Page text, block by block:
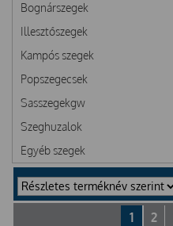
Bognárszegek
Illesztőszegek
Kampós szegek
Popszegecsek
Sasszegekgw
Szeghuzalok
Egyéb szegek
1 2